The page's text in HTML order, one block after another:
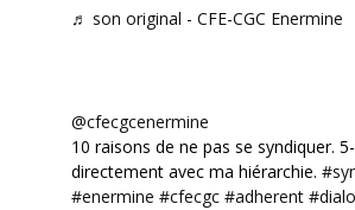
♬ son original - CFE-CGC Enermine
@cfecgcenermine
10 raisons de ne pas se syndiquer.
directement avec ma hiérarchie.
#enermine #cfecgc #adherent